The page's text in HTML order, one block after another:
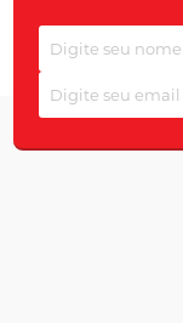
exercícios de
treino regular
: